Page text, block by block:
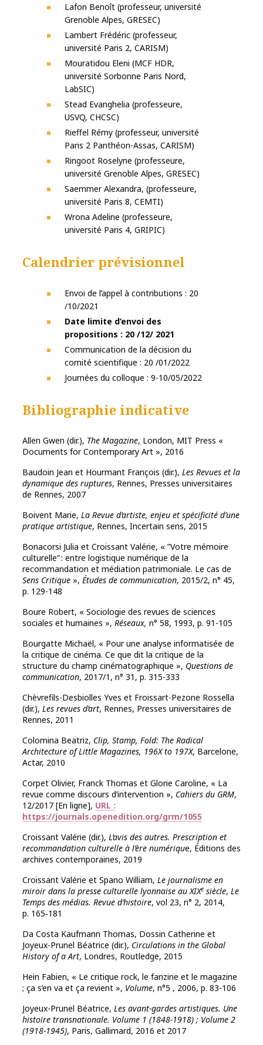
Lafon Benoît (professeur, université
Grenoble Alpes, GRESEC)
Lambert Frédéric (professeur,
université Paris 2, CARISM)
Mouratidou Eleni (MCF HDR,
université Sorbonne Paris Nord,
LabSIC)
Stead Evanghelia (professeure,
USVQ, CHCSC)
Rieffel Rémy (professeur, université
Paris 2 Panthéon-Assas, CARISM)
Ringoot Roselyne (professeure,
université Grenoble Alpes, GRESEC)
Saemmer Alexandra, (professeure,
université Paris 8, CEMTI)
Wrona Adeline (professeure,
université Paris 4, GRIPIC)
Calendrier prévisionnel
Envoi de l’appel à contributions : 20
/10/2021
Date limite d’envoi des
propositions : 20 /12/ 2021
Communication de la décision du
comité scientifique : 20 /01/2022
Journées du colloque : 9-10/05/2022
Bibliographie indicative
Allen Gwen (dir.), The Magazine, London, MIT Press «
Documents for Contemporary Art », 2016
Baudoin Jean et Hourmant François (dir.), Les Revues et la
dynamique des ruptures, Rennes, Presses universitaires
de Rennes, 2007
Boivent Marie, La Revue d’artiste, enjeu et spécificité d’une
pratique artistique, Rennes, Incertain sens, 2015
Bonacorsi Julia et Croissant Valérie, « ​”Votre mémoire
culturelle” : entre logistique numérique de la
recommandation et médiation patrimoniale. Le cas de
Sens Critique », Études de communication, 2015/2, n° 45,
p. 129-148
Boure Robert, « Sociologie des revues de sciences
sociales et humaines », Réseaux, n° 58, 1993, p. 91-105
Bourgatte Michaël, « Pour une analyse informatisée de
la critique de cinéma. Ce que dit la critique de la
structure du champ cinématographique », Questions de
communication, 2017/1, n° 31, p. 315-333
Chèvrefils-Desbiolles Yves et Froissart-Pezone Rossella
(dir.), Les revues d’art, Rennes, Presses universitaires de
Rennes, 2011
Colomina Beatriz, Clip, Stamp, Fold: The Radical
Architecture of Little Magazines, 196X to 197X, Barcelone,
Actar, 2010
Corpet Olivier, Franck Thomas et Glorie Caroline, « La
revue comme discours d’intervention », Cahiers du GRM,
12/2017 [En ligne], URL :
https://journals.openedition.org/grm/1055
Croissant Valérie (dir.), L’avis des autres. Prescription et
recommandation culturelle à l’ère numérique, Éditions des
archives contemporaines, 2019
Croissant Valérie et Spano William, Le journalisme en
miroir dans la presse culturelle lyonnaise au XIXe siècle, Le
Temps des médias. Revue d’histoire, vol 23, n° 2, 2014,
p. 165‑181
Da Costa Kaufmann Thomas, Dossin Catherine et
Joyeux-Prunel Béatrice (dir.), Circulations in the Global
History of a Art, Londres, Routledge, 2015
Hein Fabien, « Le critique rock, le fanzine et le magazine
; ça s’en va et ça revient », Volume, n°5 , 2006, p. 83-106
Joyeux-Prunel Béatrice, Les avant-gardes artistiques. Une
histoire transnationale. Volume 1 (1848-1918) ; Volume 2
(1918-1945), Paris, Gallimard, 2016 et 2017